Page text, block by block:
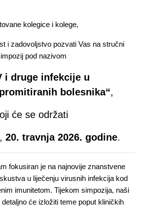
kolegice i kolege,
i zadovoljstvo pozvati Vas na stručni
pod nazivom
i druge infekcije u
bolesnika“,
će se održati
20. travnja 2026. godine.
fokusiran je na najnovije znanstvene
u liječenju virusnih infekcija kod
imunitetom. Tijekom simpozija, naši
će izložiti teme poput kliničkih